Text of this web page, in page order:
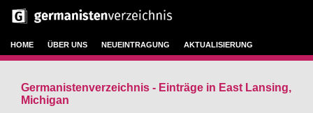
HOME ÜBER UNS NEUEINTRAGUNG AKTUALISIERUNG
Germanistenverzeichnis - Einträge in East Lansing,
Michigan